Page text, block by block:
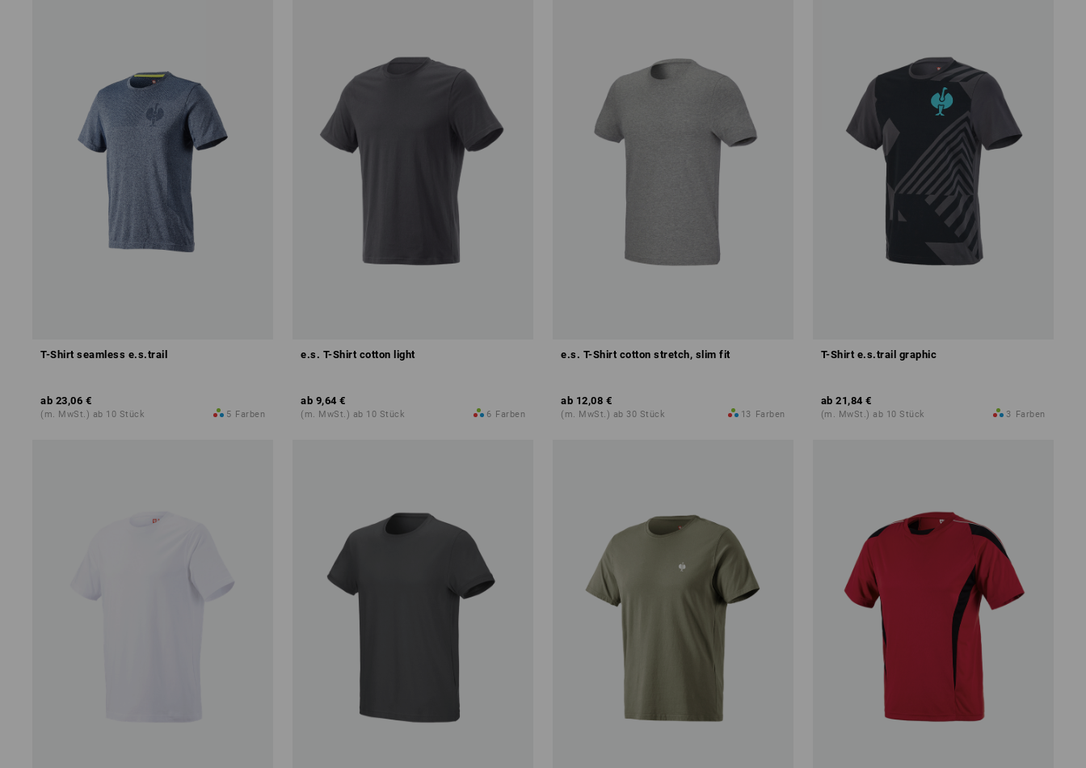
T-Shirt seamless e.s.trail
ab 23,06 €
(m. MwSt.) ab 10 Stück 5 Farben
e.s. T-Shirt cotton light
ab 9,64 €
(m. MwSt.) ab 10 Stück 6 Farben
e.s. T-Shirt cotton stretch, slim fit
ab 12,08 €
(m. MwSt.) ab 30 Stück 13 Farben
T-Shirt e.s.trail graphic
ab 21,84 €
(m. MwSt.) ab 10 Stück 3 Farben